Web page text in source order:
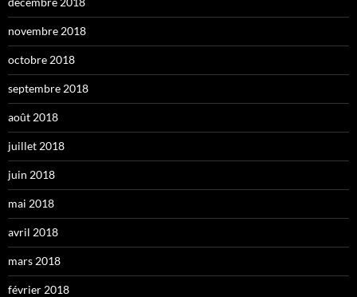
novembre 2018
octobre 2018
septembre 2018
août 2018
juillet 2018
juin 2018
mai 2018
avril 2018
mars 2018
février 2018